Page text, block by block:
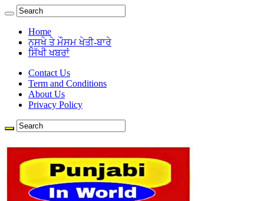
Home
ਨੁਸਖੇ ਤੇ ਮੌਸਮ ਖੇਤੀ-ਬਾਰੇ
ਸਿੱਖੀ ਖਬਰਾਂ
Contact Us
Term and Conditions
About Us
Privacy Policy